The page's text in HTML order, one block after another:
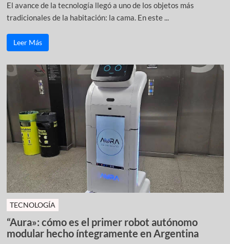
El avance de la tecnología llegó a uno de los objetos más
tradicionales de la habitación: la cama. En este ...
Leer Más
TECNOLOGÍA
“Aura»: cómo es el primer robot autónomo
modular hecho íntegramente en Argentina